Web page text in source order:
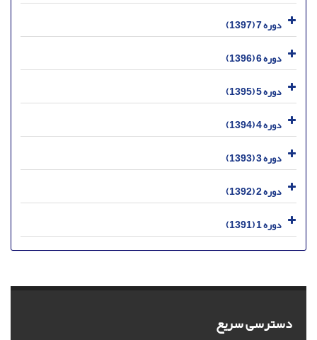
دوره 7 (1397)
دوره 6 (1396)
دوره 5 (1395)
دوره 4 (1394)
دوره 3 (1393)
دوره 2 (1392)
دوره 1 (1391)
دسترسی سریع